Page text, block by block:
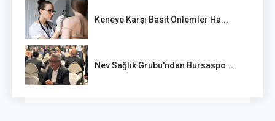
Keneye Karşı Basit Önlemler Ha...
Nev Sağlık Grubu'ndan Bursaspo...